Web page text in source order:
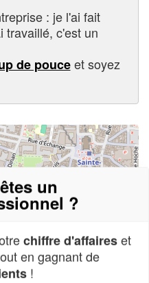
: je l'ai fait
travaillé, c'est un
de pouceet soyez
un
?
chiffre d'affaireset
en gagnant de
!